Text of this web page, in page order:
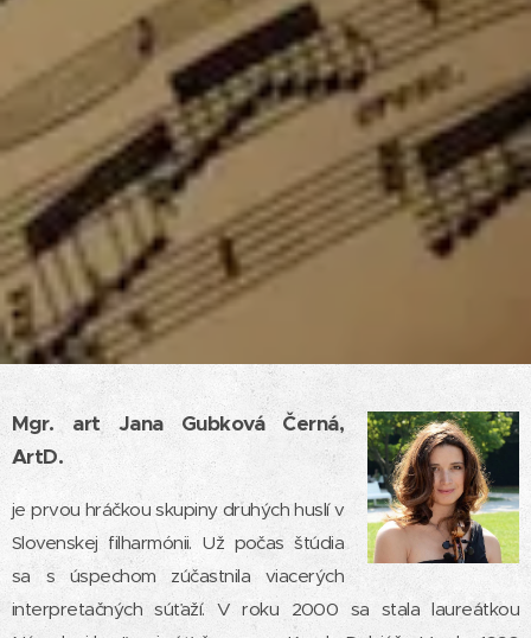
Mgr. art Jana Gubková Černá,
ArtD.
je prvou hráčkou skupiny druhých huslí v
Slovenskej filharmónii. Už počas štúdia
sa s úspechom zúčastnila viacerých
interpretačných súťaží. V roku 2000 sa stala laureátkou